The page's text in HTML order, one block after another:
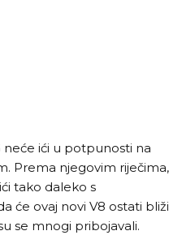
neće ići u potpunosti na
Prema njegovim riječima,
tako daleko s
će ovaj novi V8 ostati bliži
se mnogi pribojavali.